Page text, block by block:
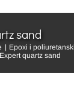
sand
Epoxi i
quartz sand